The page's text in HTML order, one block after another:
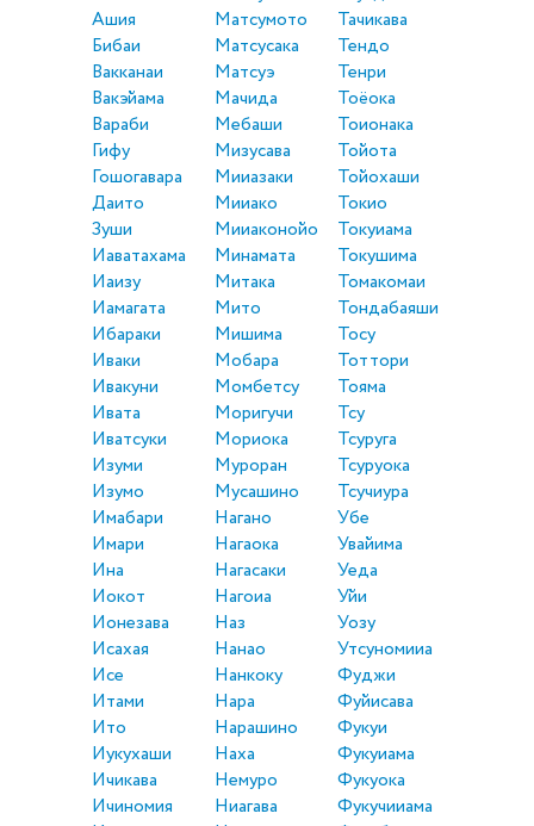
Ашия
Бибаи
Вакканаи
Вакэйама
Вараби
Гифу
Гошогавара
Даито
Зуши
Иаватахама
Иаизу
Иамагата
Ибараки
Иваки
Ивакуни
Ивата
Иватсуки
Изуми
Изумо
Имабари
Имари
Ина
Иокот
Ионезава
Исахая
Исе
Итами
Ито
Иукухаши
Ичикава
Ичиномия
Матсумото
Матсусака
Матсуэ
Мачида
Мебаши
Мизусава
Мииазаки
Мииако
Мииаконойо
Минамата
Митака
Мито
Мишима
Мобара
Момбетсу
Моригучи
Мориока
Муроран
Мусашино
Нагано
Нагаока
Нагасаки
Нагоиа
Наз
Нанао
Нанкоку
Нара
Нарашино
Наха
Немуро
Ниагава
Тачикава
Тендо
Тенри
Тоёока
Тоионака
Тойота
Тойохаши
Токио
Токуиама
Токушима
Томакомаи
Тондабаяши
Тосу
Тоттори
Тояма
Тсу
Тсуруга
Тсуруока
Тсучиура
Убе
Увайима
Уеда
Уйи
Уозу
Утсуномииа
Фуджи
Фуйисава
Фукуи
Фукуиама
Фукуока
Фукучииама